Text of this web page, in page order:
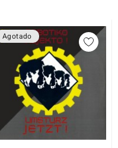
Agotado